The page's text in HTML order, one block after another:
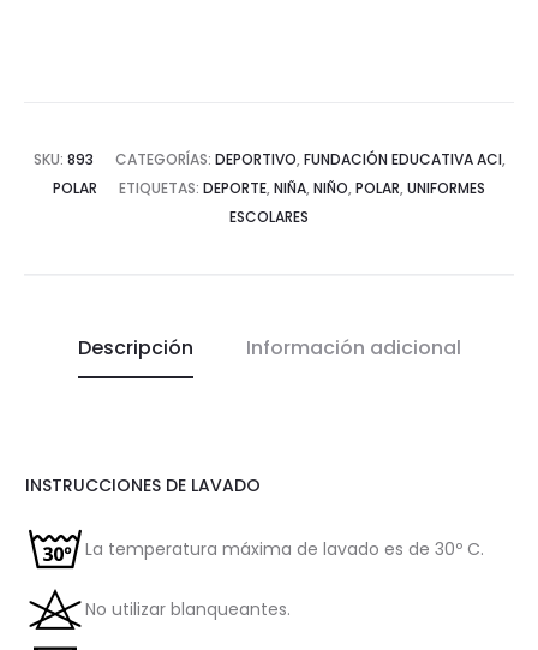
SKU: 893 CATEGORÍAS: DEPORTIVO, FUNDACIÓN EDUCATIVA ACI,
POLAR
ETIQUETAS: DEPORTE, NIÑA, NIÑO, POLAR, UNIFORMES
ESCOLARES
Descripción Información adicional
INSTRUCCIONES DE LAVADO
La temperatura máxima de lavado es de 30º C.
No utilizar blanqueantes.